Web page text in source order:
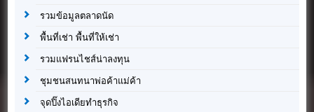
รวมข้อมูลตลาดนัด
พื้นที่เช่า พื้นที่ให้เช่า
รวมแฟรนไชส์น่าลงทุน
ชุมชนสนทนาพ่อค้าแม่ค้า
จุดปิ๊งไอเดียทำธุรกิจ